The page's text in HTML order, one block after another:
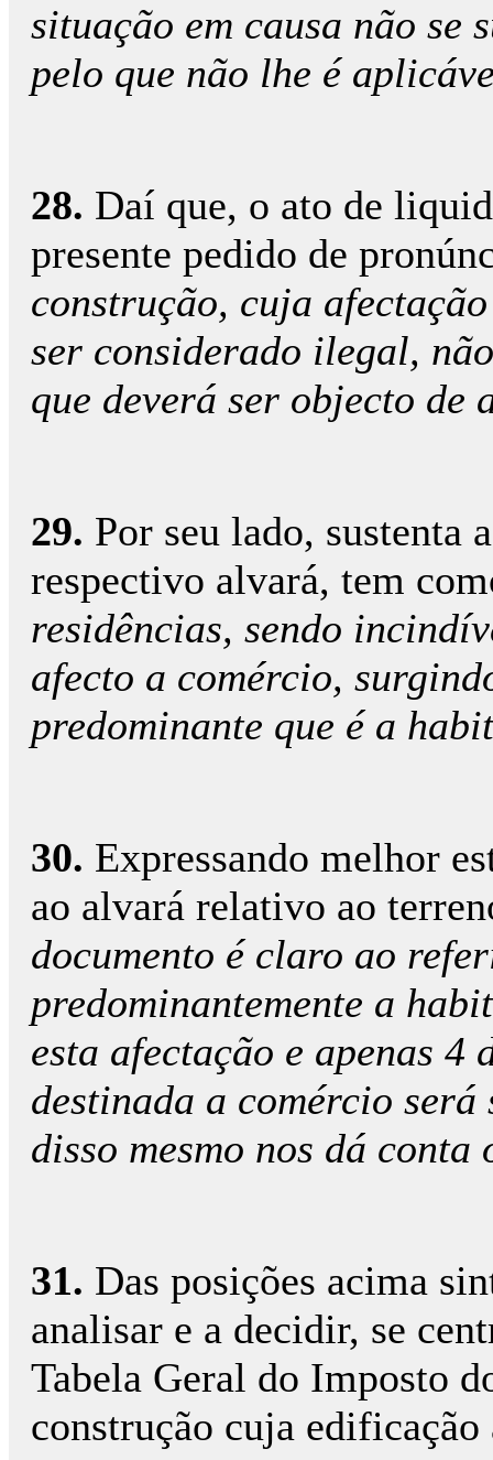
situação em causa não se
pelo que não lhe é
28. Daí que, o ato de
presente pedido de
construção, cuja
ser considerado ilegal,
que deverá ser objecto de
29. Por seu lado, sustenta
respectivo alvará, tem
residências, sendo
afecto a comércio,
predominante que é a
30. Expressando melhor
ao alvará relativo ao
documento é claro ao
predominantemente a
esta afectação e apenas
destinada a comércio
disso mesmo nos dá
31. Das posições acima
analisar e a decidir, se
Tabela Geral do Imposto
construção cuja